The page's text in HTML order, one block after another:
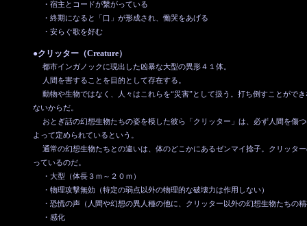
・宿主とコードが繋がっている
・終期になると「口」が形成され、慟哭をあげる
・安らぐ歌を好む
●クリッター（Creature）
都市インガノックに現出した凶暴な大型の異形４１体。
人間を害することを目的として存在する。
動物や生物ではなく、人々はこれらを“災害”として扱う。打ち倒すことがで
ないからだ。
おとぎ話の幻想生物たちの姿を模した彼ら「クリッター」は、必ず人間を傷
よって定められているという。
通常の幻想生物たちとの違いは、体のどこかにあるゼンマイ捻子。クリッタ
っているのだ。
・大型（体長３ｍ～２０ｍ）
・物理攻撃無効（特定の弱点以外の物理的な破壊力は作用しない）
・恐慌の声（人間や幻想の異人種の他に、クリッター以外の幻想生物たちの
・感化